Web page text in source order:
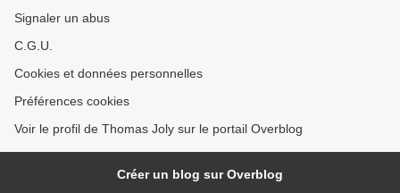
Signaler un abus
C.G.U.
Cookies et données personnelles
Préférences cookies
Voir le profil de Thomas Joly sur le portail Overblog
Créer un blog sur Overblog